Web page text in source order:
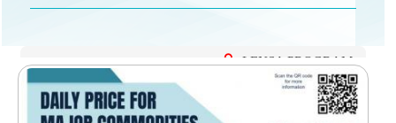
LENSA PROGRAM